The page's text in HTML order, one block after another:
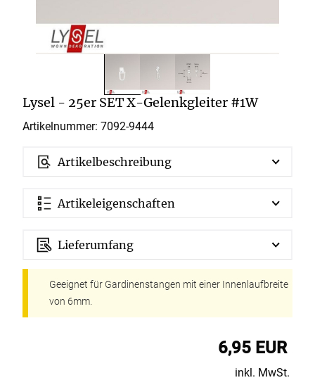
Lysel - 25er SET X-Gelenkgleiter #1W
Artikelnummer: 7092-9444
Artikelbeschreibung
Artikeleigenschaften
Lieferumfang
Geeignet für Gardinenstangen mit einer Innenlaufbreite
von 6mm.
6,95 EUR
inkl. MwSt.